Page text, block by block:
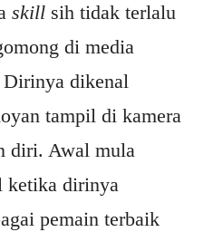
skill sih tidak terlalu
di media
Dirinya dikenal
tampil di kamera
diri. Awal mula
ketika dirinya
pemain terbaik